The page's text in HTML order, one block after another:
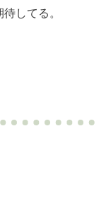
してる。